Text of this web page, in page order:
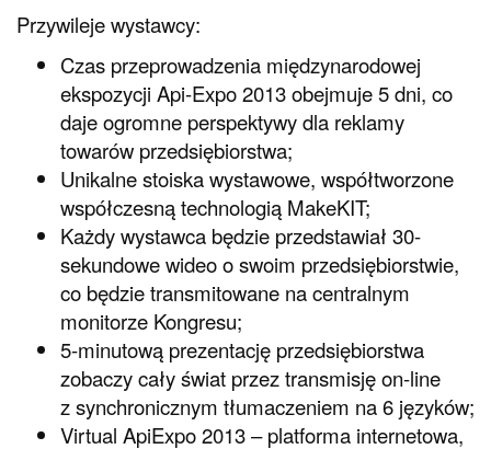
Przywileje wystawcy:
Czas przeprowadzenia międzynarodowej
ekspozycji Api-Expo 2013 obejmuje 5 dni, co
daje ogromne perspektywy dla reklamy
towarów przedsiębiorstwa;
Unikalne stoiska wystawowe, współtworzone
współczesną technologią MakeKIT;
Każdy wystawca będzie przedstawiał 30-
sekundowe wideo o swoim przedsiębiorstwie,
co będzie transmitowane na centralnym
monitorze Kongresu;
5-minutową prezentację przedsiębiorstwa
zobaczy cały świat przez transmisję on-line
z synchronicznym tłumaczeniem na 6 języków;
Virtual ApiExpo 2013 – platforma internetowa,